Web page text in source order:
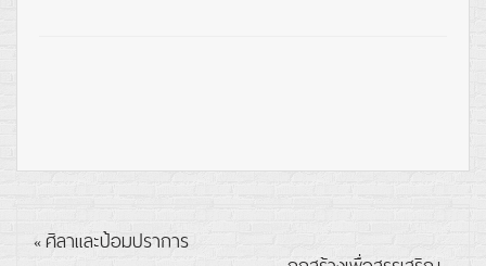
« ศิลาและป้อมปราการ